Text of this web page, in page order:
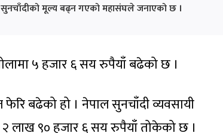
सुनचाँदीको मूल्य बढ्न गएको महासंघले जनाएको छ ।
५ हजार ६ सय रुपैयाँ बढेको छ ।
बढेको हो । नेपाल सुनचाँदी व्यवसायी
लाख ९० हजार ६ सय रुपैयाँ तोकेको छ ।